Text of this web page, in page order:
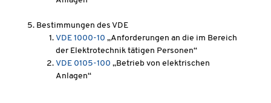
Bestimmungen des VDE
VDE 1000-10 „Anforderungen an die im Bereich
der Elektrotechnik tätigen Personen“
VDE 0105-100 „Betrieb von elektrischen
Anlagen“